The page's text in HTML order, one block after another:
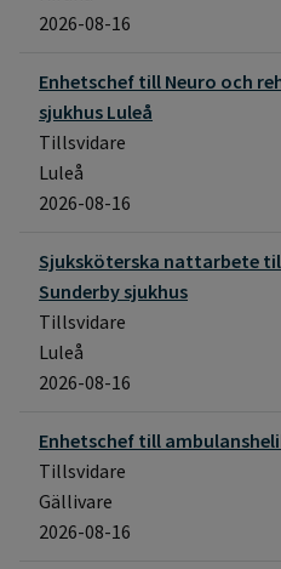
2026-08-16
Enhetschef till Neuro och
sjukhus Luleå
Luleå
Tillsvidare
2026-08-16
Sjuksköterska nattarbete
Sunderby sjukhus
Luleå
Tillsvidare
2026-08-16
Enhetschef till
Gällivare
Tillsvidare
2026-08-16